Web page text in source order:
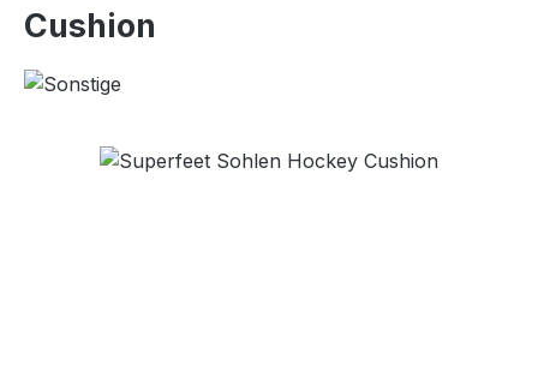
Cushion
Bildergalerie überspringen